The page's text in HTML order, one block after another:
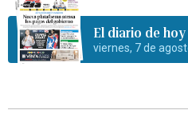
El diario de hoy
viernes, 7 de